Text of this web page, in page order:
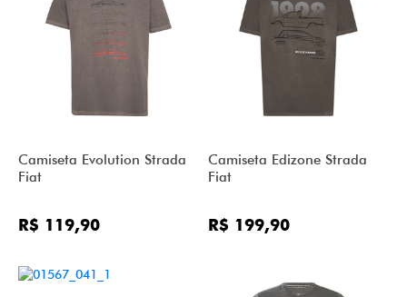
Camiseta Evolution Strada
Fiat
R$ 119,90
Camiseta Edizone Strada
Fiat
R$ 199,90